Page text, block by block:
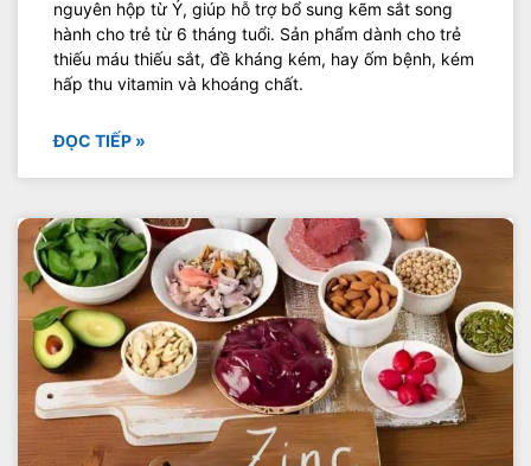
nguyên hộp từ Ý, giúp hỗ trợ bổ sung kẽm sắt song
hành cho trẻ từ 6 tháng tuổi. Sản phẩm dành cho trẻ
thiếu máu thiếu sắt, đề kháng kém, hay ốm bệnh, kém
hấp thu vitamin và khoáng chất.
ĐỌC TIẾP »